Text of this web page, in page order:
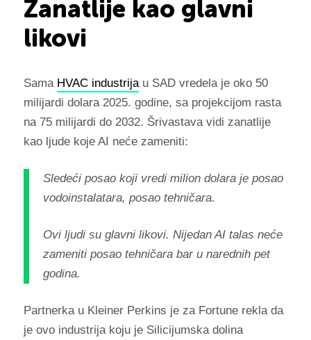
Zanatlije kao glavni
likovi
Sama HVAC industrijau SAD vredela je oko 50
milijardi dolara 2025. godine, sa projekcijom rasta
na 75 milijardi do 2032. Šrivastava vidi zanatlije
kao ljude koje AI neće zameniti:
Sledeći posao koji vredi milion dolara je posao
vodoinstalatara, posao tehničara.
Ovi ljudi su glavni likovi. Nijedan AI talas neće
zameniti posao tehničara bar u narednih pet
godina.
Partnerka u Kleiner Perkins je za Fortune rekla da
je ovo industrija koju je Silicijumska dolina